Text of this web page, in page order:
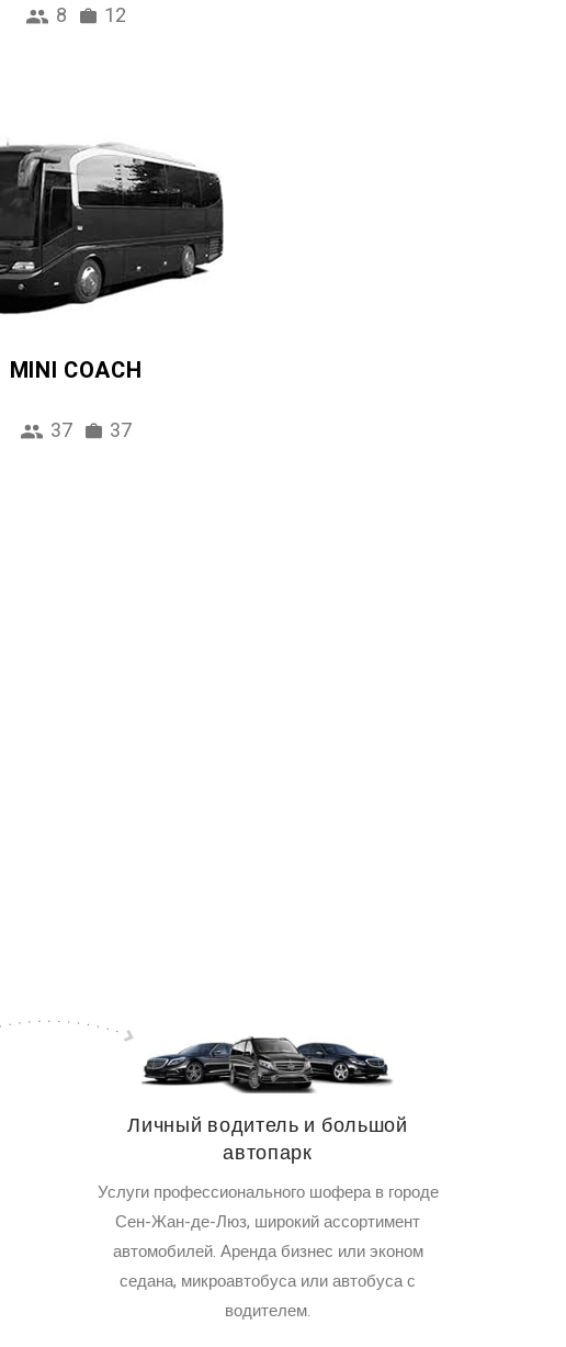
8 12
MINI COACH
37 37
Личный водитель и большой
автопарк
Услуги профессионального шофера в городе
Сен-Жан-де-Люз, широкий ассортимент
автомобилей. Аренда бизнес или эконом
седана, микроавтобуса или автобуса с
водителем.